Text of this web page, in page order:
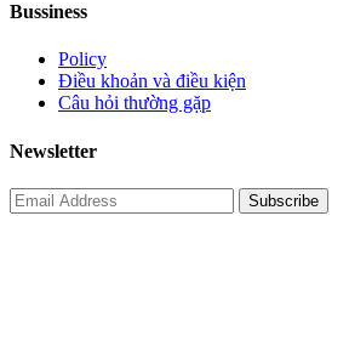
Bussiness
Policy
Điều khoản và điều kiện
Câu hỏi thường gặp
Newsletter